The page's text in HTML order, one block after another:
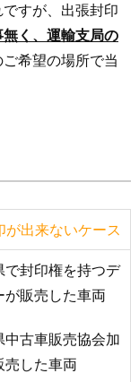
すが、出張封印
く、運輸支局の
希望の場所で当
が出来ないケース
で封印権を持つデ
が販売した車両
中古車販売協会加
売した車両